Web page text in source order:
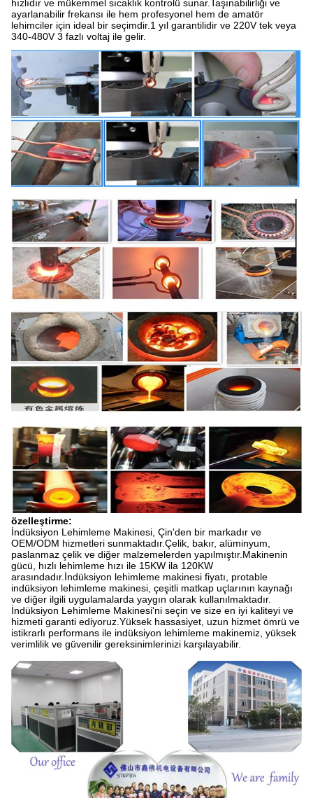
hızlıdır ve mükemmel sıcaklık kontrolü sunar.Taşınabilirliği ve
ayarlanabilir frekansı ile hem profesyonel hem de amatör
lehimciler için ideal bir seçimdir.1 yıl garantilidir ve 220V tek veya
340-480V 3 fazlı voltaj ile gelir.
özelleştirme:
İndüksiyon Lehimleme Makinesi, Çin'den bir markadır ve
OEM/ODM hizmetleri sunmaktadır.Çelik, bakır, alüminyum,
paslanmaz çelik ve diğer malzemelerden yapılmıştır.Makinenin
gücü, hızlı lehimleme hızı ile 15KW ila 120KW
arasındadır.İndüksiyon lehimleme makinesi fiyatı, protable
indüksiyon lehimleme makinesi, çeşitli matkap uçlarının kaynağı
ve diğer ilgili uygulamalarda yaygın olarak kullanılmaktadır.
İndüksiyon Lehimleme Makinesi'ni seçin ve size en iyi kaliteyi ve
hizmeti garanti ediyoruz.Yüksek hassasiyet, uzun hizmet ömrü ve
istikrarlı performans ile indüksiyon lehimleme makinemiz, yüksek
verimlilik ve güvenilir gereksinimlerinizi karşılayabilir.